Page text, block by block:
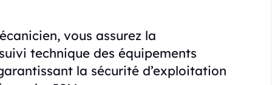
vous assurez la
technique des équipements
la sécurité d’exploitation